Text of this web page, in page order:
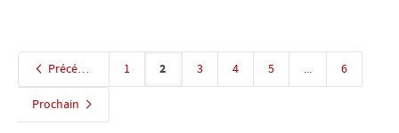
Précédent 1 2 3 4 5 ... 6
Prochain